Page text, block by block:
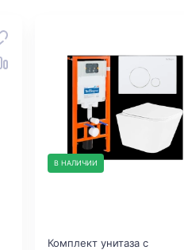
В НАЛИЧИИ
Комплект унитаза с